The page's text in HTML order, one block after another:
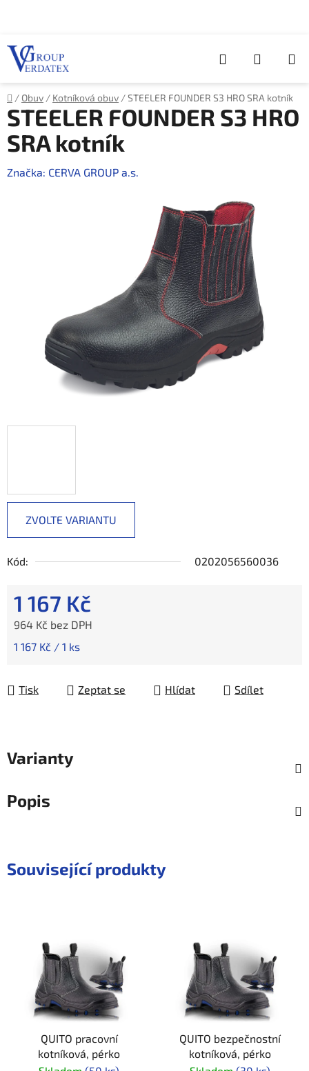
Hledat
KOŠÍK
Domů
/ Obuv / Kotníková obuv /STEELER FOUNDER S3 HRO SRA kotník
ZVOLTE VARIANTU
Kód: 0202056560036
1 167 Kč
964 Kč bez DPH
Měrná cena:
1 167 Kč / 1 ks
Tisk Zeptat se Hlídat Sdílet
STEELER FOUNDER S3 HRO
SRA kotník
Značka: CERVA GROUP a.s.
Varianty
Popis
Související produkty
QUITO pracovní
kotníková, pérko
QUITO bezpečnostní
kotníková, pérko